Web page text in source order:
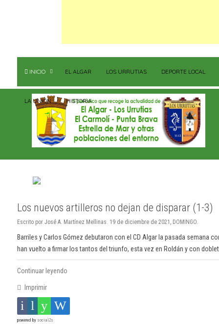
INICIO EL ALGAR LOS URRUTIAS DEPORTE LOCAL
LA UNIÓN HISTORIA
Los nuevos artilleros no dejan de disparar (1-3)
Escrito por José A. Martínez Mellinas. 19 de diciembre de 2021, DOMINGO.
Barriles y Carlos Gómez debutaron con el CD Algar la pasada semana
han vuelto a firmar los tantos del triunfo, esta vez en Roldán y con
Continuar leyendo
Imprimir
powered by social2s